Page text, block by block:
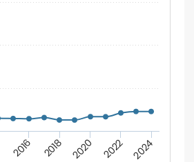
2016 2018 2020 2022 2024